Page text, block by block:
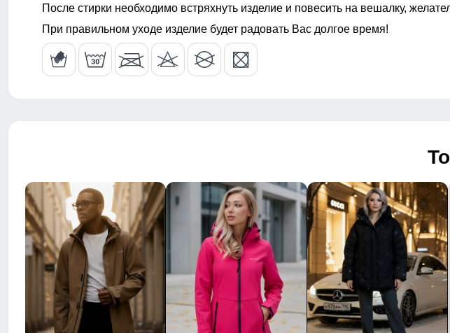
Манжеты: эластичные, комфортная фиксация
Внутренние швы куртки: усиленные, аккуратно прошитые
Пояс брюк: со шлевками и регулируемым ремнем
Регулировка талии: внутренняя система фиксации
Фиксация пояса: двойная, усиленная
Фактура материала: плотная, гладкая, матовая
Рисунок: однотонный
Декоративные элементы: влагозащитные молнии, ремень, декоративная
Коллекция: весна–осень 2026
Стиль: городской, спортивный, туристический, outdoor, travel, family look
Назначение: город, путешествия, прогулки, туризм, рыбалка, яхтинг,
Особенности модели: ветрозащитный материал, влагозащитная мембрана,
анатомичный крой, свобода движений, комфорт при длительной носке,
Тип упаковки: фирменный пакет, фирменная пломба производителя
После стирки необходимо встряхнуть изделие и повесить на вешалку,
При правильном уходе изделие будет радовать Вас долгое время!